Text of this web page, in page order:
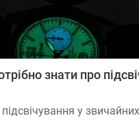
знати про
у